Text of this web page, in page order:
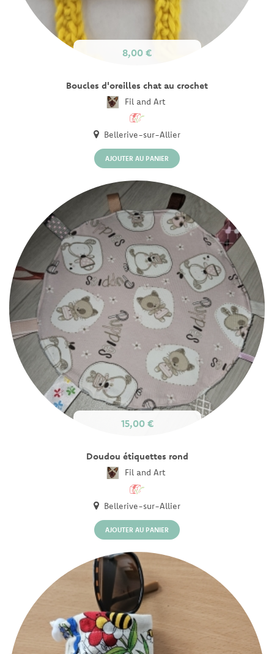
8,00 €
Boucles d'oreilles chat au crochet
Fil and Art
Bellerive-sur-Allier
15,00 €
Doudou étiquettes rond
Fil and Art
Bellerive-sur-Allier